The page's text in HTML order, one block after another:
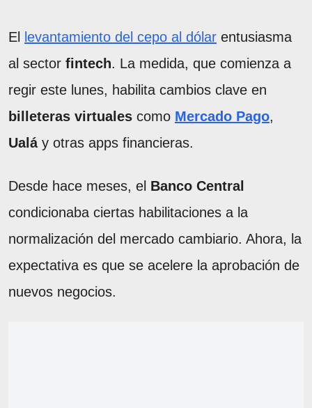
El levantamiento del cepo al dólar entusiasma
al sector fintech. La medida, que comienza a
regir este lunes, habilita cambios clave en
billeteras virtuales como Mercado Pago,
Ualáy otras apps financieras.
Desde hace meses, el Banco Central
condicionaba ciertas habilitaciones a la
normalización del mercado cambiario. Ahora, la
expectativa es que se acelere la aprobación de
nuevos negocios.